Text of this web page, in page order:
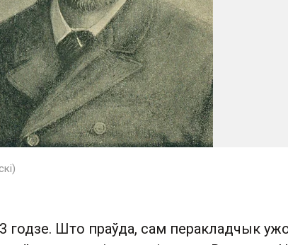
годзе. Што праўда, сам перакладчык